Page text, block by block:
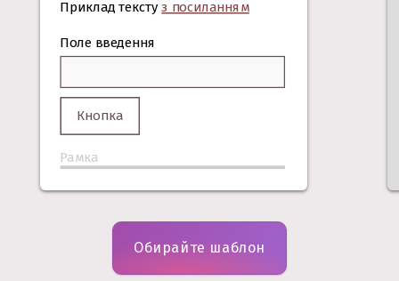
Приклад текстуз посиланням
Поле введення
Кнопка
Рамка
Обирайте шаблон